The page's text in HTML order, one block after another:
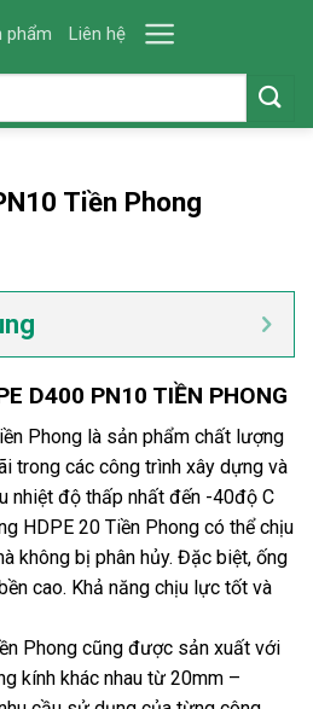
phẩm Liên hệ
Tiền Phong
D400 PN10 TIỀN PHONG
Phong là sản phẩm chất lượng
trong các công trình xây dựng và
nhiệt độ thấp nhất đến -40độ C
HDPE 20 Tiền Phong có thể chịu
không bị phân hủy. Đặc biệt, ống
cao. Khả năng chịu lực tốt và
Phong cũng được sản xuất với
kính khác nhau từ 20mm –